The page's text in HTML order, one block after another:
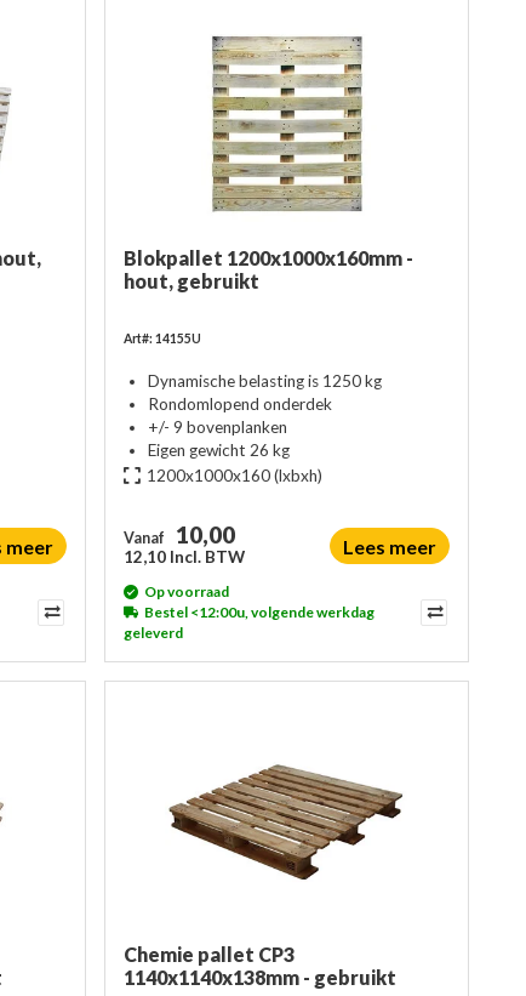
meer
Blokpallet 1200x1000x160mm -
hout, gebruikt
Art#: 14155U
Dynamische belasting is 1250 kg
Rondomlopend onderdek
+/- 9 bovenplanken
Eigen gewicht 26 kg
1200x1000x160(lxbxh)
Vanaf 10,00
12,10 Incl. BTW Lees meer
Op voorraad
Bestel <12:00u, volgende werkdag
geleverd
Chemie pallet CP3
1140x1140x138mm - gebruikt